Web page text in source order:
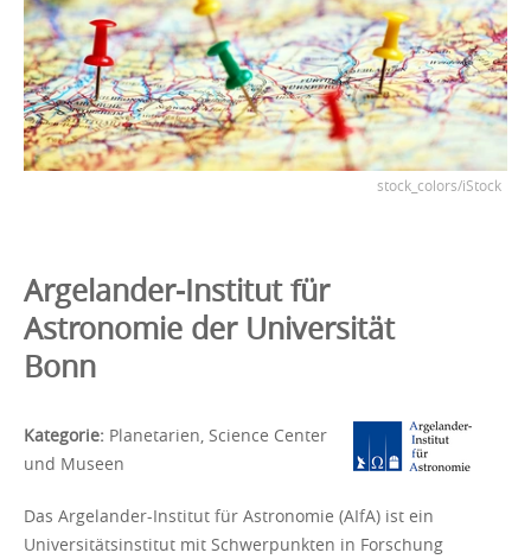
stock_colors/iStock
Argelander-Institut für
Astronomie der Universität
Bonn
Kategorie: Planetarien, Science Center
und Museen
Das Argelander-Institut für Astronomie (AIfA) ist ein
Universitätsinstitut mit Schwerpunkten in Forschung